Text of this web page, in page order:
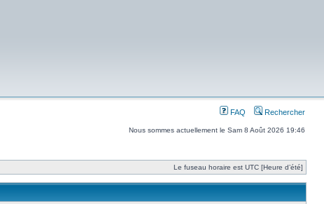
FAQ Rechercher
Nous sommes actuellement le Sam 8 Août 2026 19:46
Le fuseau horaire est UTC [Heure d’été]